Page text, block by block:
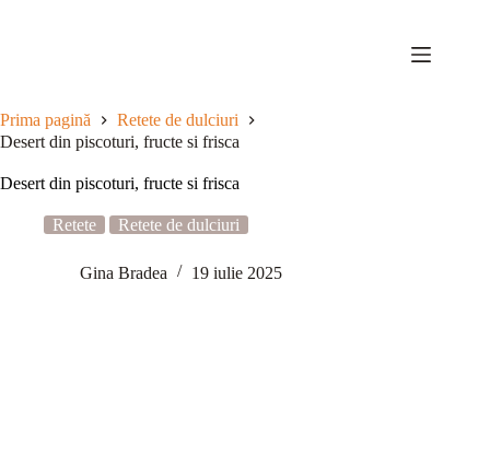
Prima pagină
Retete de dulciuri
Desert din piscoturi, fructe si frisca
Desert din piscoturi, fructe si frisca
Retete Retete de dulciuri
Gina Bradea 19 iulie 2025